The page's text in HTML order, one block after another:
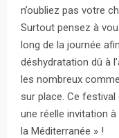
n’oubliez pas votre
Surtout pensez à
long de la journée
déshydratation dû à
les nombreux
sur place. Ce festival
une réelle invitation
la Méditerranée » !